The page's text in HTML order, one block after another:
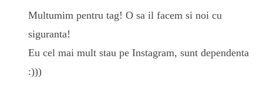
Multumim pentru tag! O sa il facem si noi cu
siguranta!
Eu cel mai mult stau pe Instagram, sunt dependenta
:)))